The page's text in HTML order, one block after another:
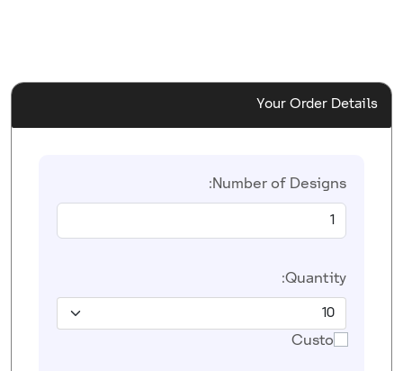
Your Order Details
Number of Designs:
Quantity:
Custom